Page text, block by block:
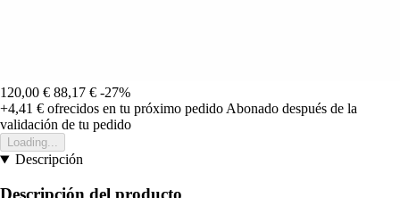
120,00 € 88,17 € -27%
+4,41 € ofrecidos en tu próximo pedido Abonado después de la
validación de tu pedido
Loading...
Descripción
Descripción del producto